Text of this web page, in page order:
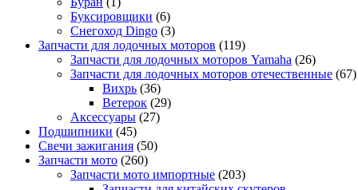
Буксировщики (6)
Снегоход Dingo (3)
Запчасти для лодочных моторов (119)
Запчасти для лодочных моторов Yamaha (26)
Запчасти для лодочных моторов отечественные (67)
Вихрь (36)
Ветерок (29)
Аксессуары (27)
Подшипники (45)
Свечи зажигания (50)
Запчасти мото (260)
Запчасти мото импортные (203)